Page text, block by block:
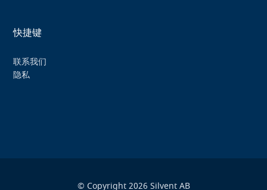
快捷键
联系我们
隐私
© Copyright 2026 Silvent AB